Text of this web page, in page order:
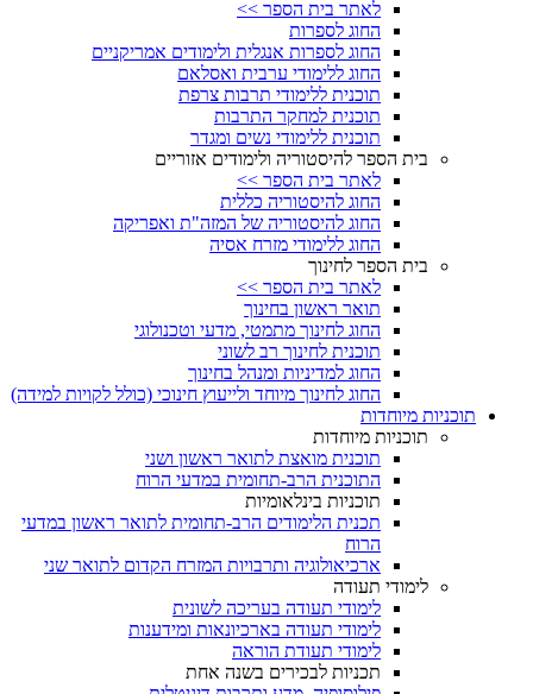
לאתר בית הספר >>
החוג לספרות
החוג לספרות אנגלית ולימודים אמריקניים
החוג ללימודי ערבית ואסלאם
תוכנית ללימודי תרבות צרפת
תוכנית למחקר התרבות
תוכנית ללימודי נשים ומגדר
בית הספר להיסטוריה ולימודים אזוריים
לאתר בית הספר >>
החוג להיסטוריה כללית
החוג להיסטוריה של המזה"ת ואפריקה
החוג ללימודי מזרח אסיה
בית הספר לחינוך
לאתר בית הספר >>
תואר ראשון בחינוך
החוג לחינוך מתמטי, מדעי וטכנולוגי
תוכנית לחינוך רב לשוני
החוג למדיניות ומנהל בחינוך
החוג לחינוך מיוחד ולייעוץ חינוכי (כולל לקויות למידה)
תוכניות מיוחדות
תוכניות מיוחדות
תוכנית מואצת לתואר ראשון ושני
התוכנית הרב-תחומית במדעי הרוח
תוכניות בינלאומיות
תכנית הלימודים הרב-תחומית לתואר ראשון במדעי
הרוח
ארכיאולוגיה ותרבויות המזרח הקדום לתואר שני
לימודי תעודה
לימודי תעודה בעריכה לשונית
לימודי תעודה בארכיונאות ומידענות
לימודי תעודת הוראה
תכניות לבכירים בשנה אחת